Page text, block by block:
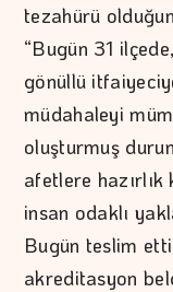
tezahürü
“Bugün 31
gönüllü
müdahaleyi
oluşturmuş
afetlere hazırlık
insan odaklı
Bugün teslim
akreditasyon